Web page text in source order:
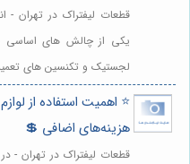
قطعات لیفتراک در تهران -
یکی از چالش های اساسی
لجستیک و تکنسین های
⭐️ اهمیت استفاده از
هزینه‌های اضافی 💲
قطعات لیفتراک در تهران -